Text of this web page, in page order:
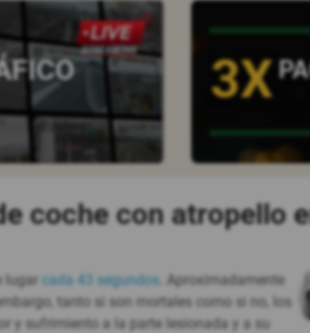
3X
coche con atropello
lugar cada 43 segundos . Aproximadamente
tanto si son mortales como si no, los
y sufrimiento a la parte lesionada y a su